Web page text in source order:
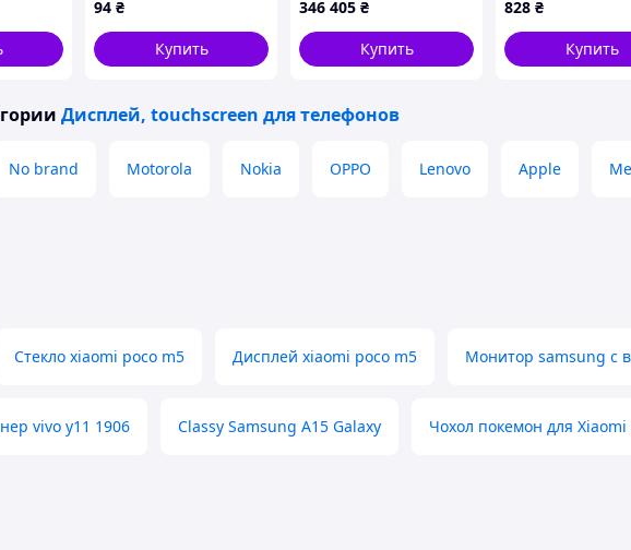
94 ₴
Купить
346 405 ₴
Купить
828 ₴
Купить
Дисплей, touchscreen для телефонов
No brand Motorola Nokia OPPO Lenovo Apple
Стекло xiaomi poco m5 Дисплей xiaomi poco m5 Монитор samsung с
vivo y11 1906 Classy Samsung A15 Galaxy Чохол покемон для Xiaomi